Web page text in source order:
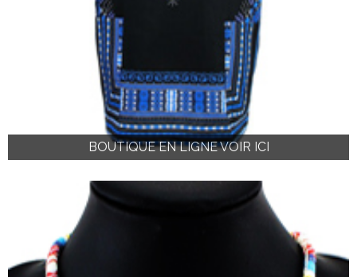
BOUTIQUE EN LIGNE VOIR ICI